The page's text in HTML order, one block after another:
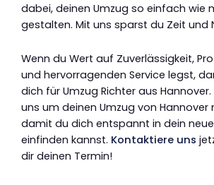
dabei, deinen Umzug so einfach wie
gestalten. Mit uns sparst du Zeit und
Wenn du Wert auf Zuverlässigkeit,
und hervorragenden Service legst,
dich für Umzug Richter aus
uns um deinen Umzug von Hannover
damit du dich entspannt in dein
einfinden kannst. Kontaktiere uns
dir deinen Termin!